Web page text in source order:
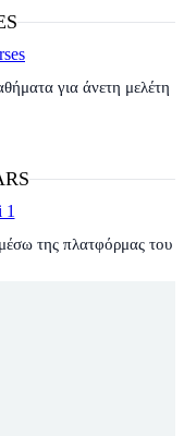
για άνετη μελέτη
της πλατφόρμας του